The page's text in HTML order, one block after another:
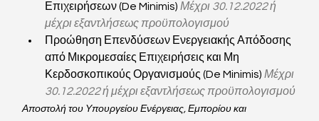
Επιχειρήσεων (De Minimis) Μέχρι 30.12.2022 ή
μέχρι εξαντλήσεως προϋπολογισμού
Προώθηση Επενδύσεων Ενεργειακής Απόδοσης
από Μικρομεσαίες Επιχειρήσεις και Μη
Κερδοσκοπικούς Οργανισμούς (De Minimis) Μέχρι
30.12.2022 ή μέχρι εξαντλήσεως προϋπολογισμού
Αποστολή του Υπουργείου Ενέργειας, Εμπορίου και